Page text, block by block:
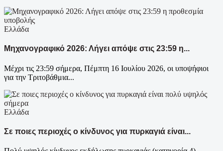
Ελλάδα
Μηχανογραφικό 2026: Λήγει απόψε στις 23:59 η...
Μέχρι τις 23:59 σήμερα, Πέμπτη 16 Ιουλίου 2026, οι υποψήφιοι
για την Τριτοβάθμια...
Ελλάδα
Σε ποιες περιοχές ο κίνδυνος για πυρκαγιά είναι...